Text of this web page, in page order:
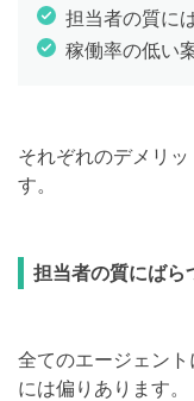
担当者の質に
稼働率の低い
それぞれのデメリ
す。
担当者の質にばら
全てのエージェン
には偏りあります。